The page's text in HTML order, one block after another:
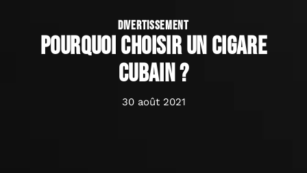
DIVERTISSEMENT
Pourquoi choisir un cigare
cubain ?
30 août 2021